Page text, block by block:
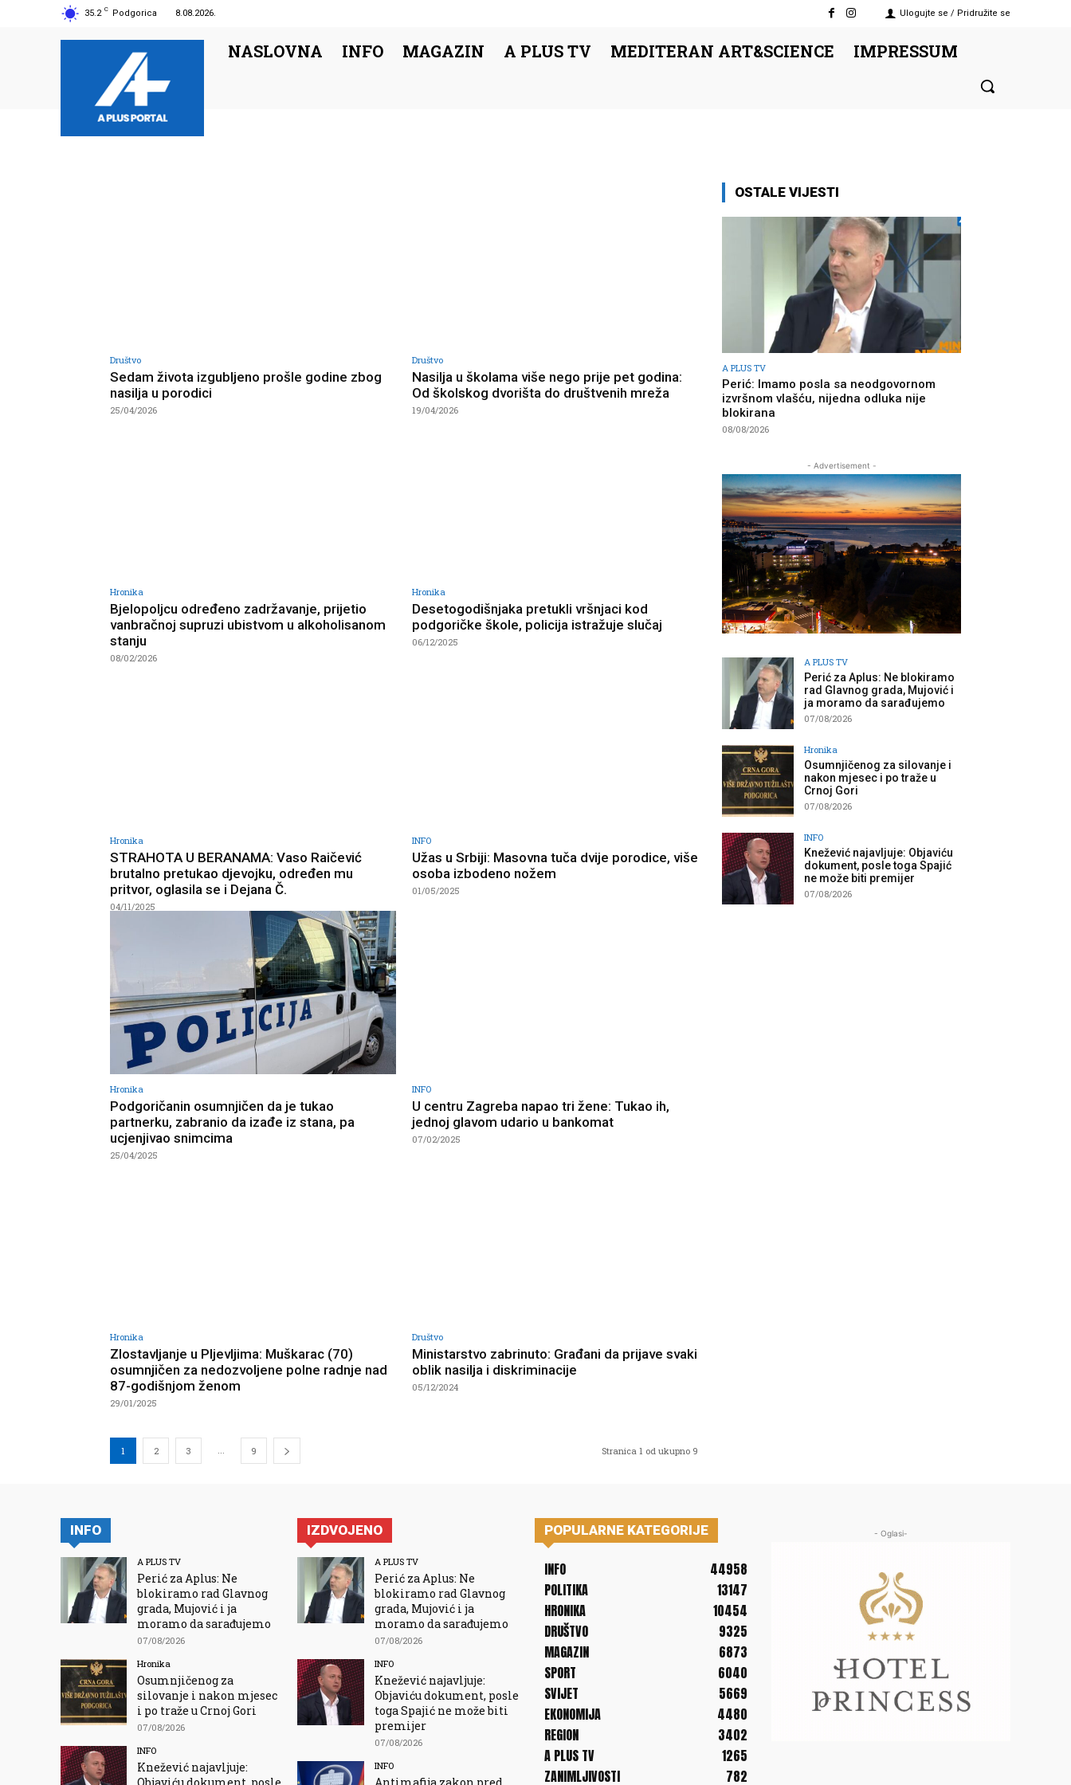
35.2 C Podgorica 8.08.2026. Ulogujte se / Pridružite se
NASLOVNA INFO MAGAZIN A PLUS TV MEDITERAN ART&SCIENCE IMPRESSUM
Društvo
Sedam života izgubljeno prošle godine zbog
nasilja u porodici
25/04/2026
Društvo
Nasilja u školama više nego prije pet godina:
Od školskog dvorišta do društvenih mreža
19/04/2026
Hronika
Bjelopoljcu određeno zadržavanje, prijetio
vanbračnoj supruzi ubistvom u alkoholisanom
stanju
08/02/2026
Hronika
Desetogodišnjaka pretukli vršnjaci kod
podgoričke škole, policija istražuje slučaj
06/12/2025
Hronika
STRAHOTA U BERANAMA: Vaso Raičević
brutalno pretukao djevojku, određen mu
pritvor, oglasila se i Dejana Č.
04/11/2025
INFO
Užas u Srbiji: Masovna tuča dvije porodice, više
osoba izbodeno nožem
01/05/2025
Hronika
Podgoričanin osumnjičen da je tukao
partnerku, zabranio da izađe iz stana, pa
ucjenjivao snimcima
25/04/2025
INFO
U centru Zagreba napao tri žene: Tukao ih,
jednoj glavom udario u bankomat
07/02/2025
Hronika
Zlostavljanje u Pljevljima: Muškarac (70)
osumnjičen za nedozvoljene polne radnje nad
87-godišnjom ženom
29/01/2025
Društvo
Ministarstvo zabrinuto: Građani da prijave svaki
oblik nasilja i diskriminacije
05/12/2024
1 2 3 ... 9 Stranica 1 od ukupno 9
OSTALE VIJESTI
A PLUS TV
Perić: Imamo posla sa neodgovornom
izvršnom vlašću, nijedna odluka nije
blokirana
08/08/2026
- Advertisement -
A PLUS TV
Perić za Aplus: Ne blokiramo
rad Glavnog grada, Mujović i
ja moramo da sarađujemo
07/08/2026
Hronika
Osumnjičenog za silovanje i
nakon mjesec i po traže u
Crnoj Gori
07/08/2026
INFO
Knežević najavljuje: Objaviću
dokument, posle toga Spajić
ne može biti premijer
07/08/2026
INFO
A PLUS TV
Perić za Aplus: Ne
blokiramo rad Glavnog
grada, Mujović i ja
moramo da sarađujemo
07/08/2026
Hronika
Osumnjičenog za
silovanje i nakon mjesec
i po traže u Crnoj Gori
07/08/2026
INFO
Knežević najavljuje:
IZDVOJENO
A PLUS TV
Perić za Aplus: Ne
blokiramo rad Glavnog
grada, Mujović i ja
moramo da sarađujemo
07/08/2026
INFO
Knežević najavljuje:
Objaviću dokument, posle
toga Spajić ne može biti
premijer
07/08/2026
INFO
POPULARNE KATEGORIJE
INFO
44958
POLITIKA
13147
HRONIKA
10454
DRUŠTVO
9325
MAGAZIN
6873
SPORT
6040
SVIJET
5669
EKONOMIJA
4480
REGION
3402
A PLUS TV
1265
ZANIMLJIVOSTI
782
- Oglasi-